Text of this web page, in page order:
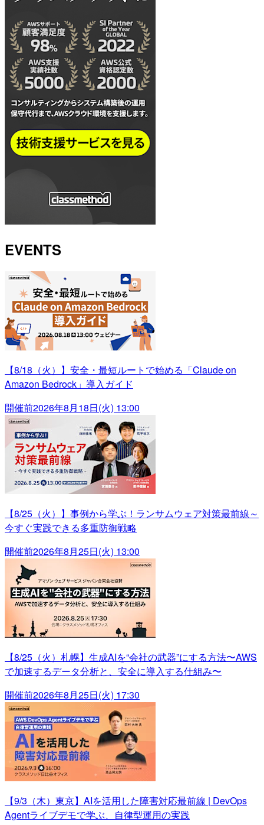
EVENTS
【8/18（火）】安全・最短ルートで始める「Claude on
Amazon Bedrock」導入ガイド
開催前2026年8月18日(火) 13:00
【8/25（火）】事例から学ぶ！ランサムウェア対策最前線～
今すぐ実践できる多重防御戦略
開催前2026年8月25日(火) 13:00
【8/25（火）札幌】生成AIを“会社の武器”にする方法〜AWS
で加速するデータ分析と、安全に導入する仕組み〜
開催前2026年8月25日(火) 17:30
【9/3（木）東京】AIを活用した障害対応最前線 | DevOps
Agentライブデモで学ぶ、自律型運用の実践